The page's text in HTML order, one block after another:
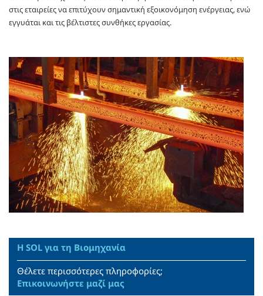
στις εταιρείες να επιτύχουν σημαντική εξοικονόμηση ενέργειας, ενώ
εγγυάται και τις βέλτιστες συνθήκες εργασίας.
Η SOL για τη Βιομηχανία
Θέλετε περισσότερες πληροφορίες;
Επικοινωνήστε μαζί μας